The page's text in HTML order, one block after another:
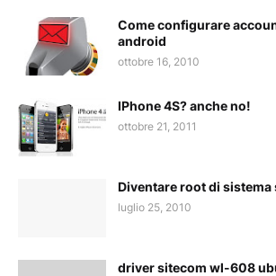
Come configurare
android
ottobre 16, 2010
IPhone 4S? anche no!
ottobre 21, 2011
Diventare root di sistema
luglio 25, 2010
driver sitecom wl-608